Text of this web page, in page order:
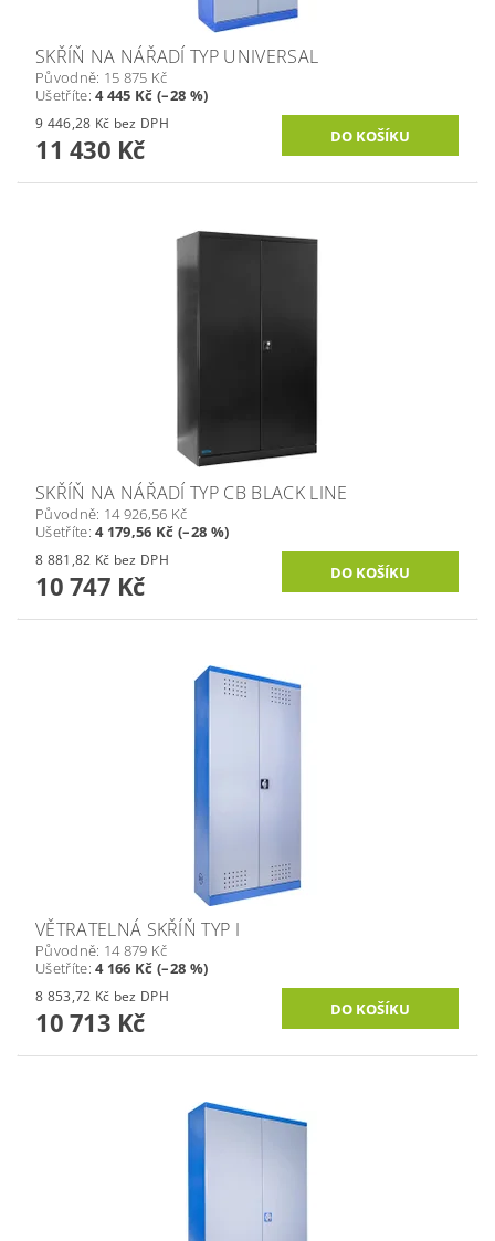
SKŘÍŇ NA NÁŘADÍ TYP UNIVERSAL
Původně: 15 875 Kč
Ušetříte:4 445 Kč (–28 %)
9 446,28 Kč bez DPH
11 430 Kč
SKŘÍŇ NA NÁŘADÍ TYP CB BLACK LINE
Původně: 14 926,56 Kč
Ušetříte:4 179,56 Kč (–28 %)
8 881,82 Kč bez DPH
10 747 Kč
VĚTRATELNÁ SKŘÍŇ TYP I
Původně: 14 879 Kč
Ušetříte:4 166 Kč (–28 %)
8 853,72 Kč bez DPH
10 713 Kč